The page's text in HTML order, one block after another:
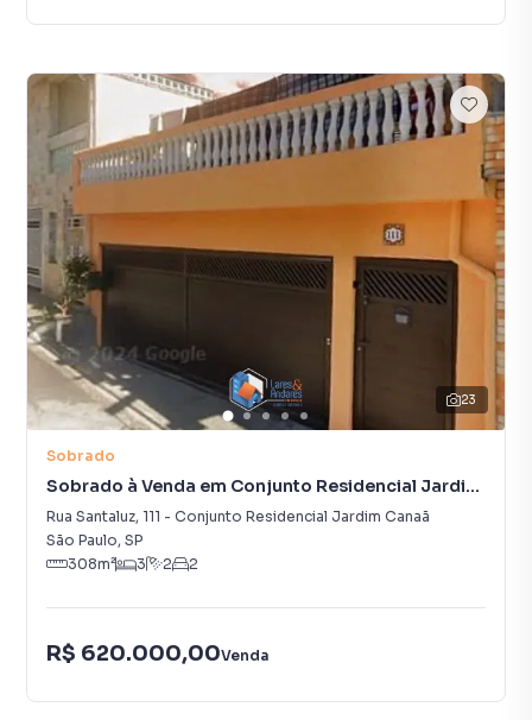
23
Sobrado
Sobrado à Venda em Conjunto Residencial Jardim
Canaã
Rua Santaluz, 111 - Conjunto Residencial Jardim Canaã
São Paulo, SP
308m² 3 2 2
R$ 620.000,00Venda